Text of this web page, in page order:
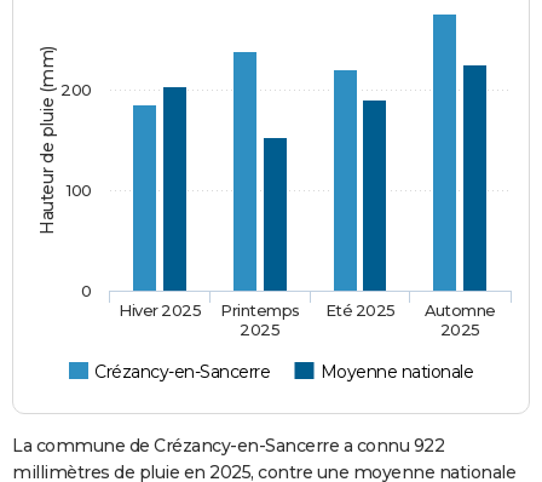
Hauteur de pluie (mm)
Crézancy-en-Sancerre Moyenne nationale
Hiver 2025
Printemps
2025
Eté 2025
Automne
2025
0
100
200
La commune de Crézancy-en-Sancerre a connu 922
millimètres de pluie en 2025, contre une moyenne nationale